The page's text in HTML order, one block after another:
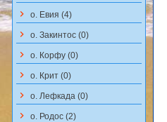
keyboard_arrow_right о. Евия (4)
keyboard_arrow_right о. Закинтос (0)
keyboard_arrow_right о. Корфу (0)
keyboard_arrow_right о. Крит (0)
keyboard_arrow_right о. Лефкада (0)
keyboard_arrow_right о. Родос (2)